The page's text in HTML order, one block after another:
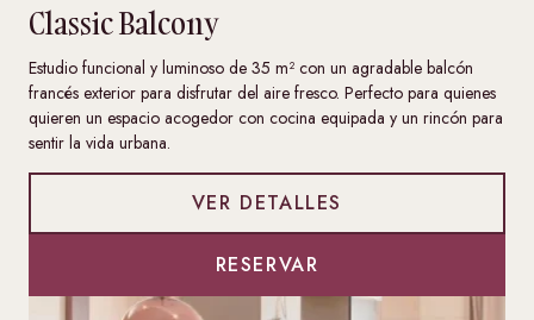
Classic Balcony
Estudio funcional y luminoso de 35 m² con un agradable balcón
francés exterior para disfrutar del aire fresco. Perfecto para quienes
quieren un espacio acogedor con cocina equipada y un rincón para
sentir la vida urbana.
VER DETALLES
RESERVAR